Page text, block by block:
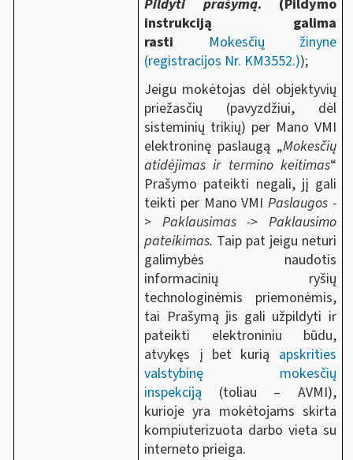
Pildyti prašymą. (Pildymo
instrukciją galima
rasti Mokesčių žinyne
(registracijos Nr. KM3552.));
Jeigu mokėtojas dėl objektyvių
priežasčių (pavyzdžiui, dėl
sisteminių trikių) per Mano VMI
elektroninę paslaugą „Mokesčių
atidėjimas ir termino keitimas“
Prašymo pateikti negali, jį gali
teikti per Mano VMIPaslaugos -
> Paklausimas -> Paklausimo
pateikimas. Taip pat jeigu neturi
galimybės naudotis
informacinių ryšių
technologinėmis priemonėmis,
tai Prašymą jis gali užpildyti ir
pateikti elektroniniu būdu,
atvykęs į bet kurią apskrities
valstybinę mokesčių
inspekciją (toliau – AVMI),
kurioje yra mokėtojams skirta
kompiuterizuota darbo vieta su
interneto prieiga.